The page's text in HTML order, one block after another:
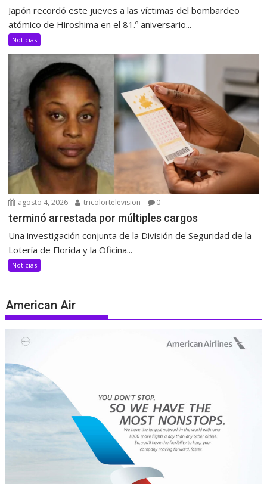
Japón recordó este jueves a las víctimas del bombardeo
atómico de Hiroshima en el 81.º aniversario...
Noticias
agosto 4, 2026 tricolortelevision 0
terminó arrestada por múltiples cargos
Una investigación conjunta de la División de Seguridad de la
Lotería de Florida y la Oficina...
Noticias
American Air